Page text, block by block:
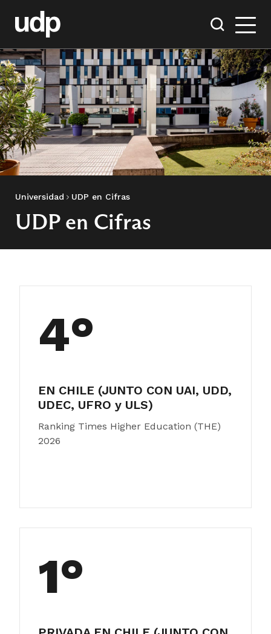
Universidad UDP en Cifras
UDP en Cifras
4°
EN CHILE (JUNTO CON UAI, UDD,
UDEC, UFRO y ULS)
Ranking Times Higher Education (THE)
2026
1°